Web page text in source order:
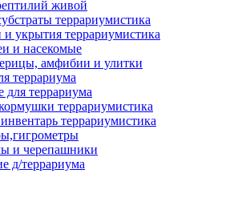
живой
террариумистика
и укрытия террариумистика
и насекомые
амфибии и улитки
террариума
террариума
террариумистика
террариумистика
и черепашники
д/террариума